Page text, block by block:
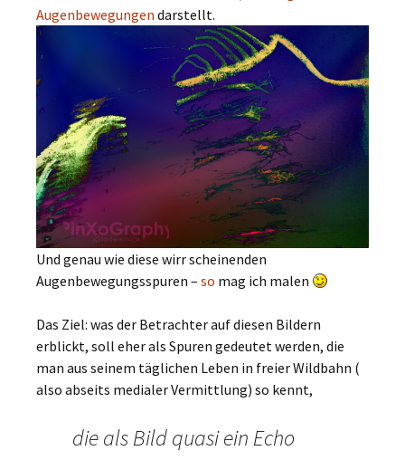
Augenbewegungen darstellt.
Und genau wie diese wirr scheinenden
Augenbewegungsspuren – so mag ich malen
Das Ziel: was der Betrachter auf diesen Bildern
erblickt, soll eher als Spuren gedeutet werden, die
man aus seinem täglichen Leben in freier Wildbahn (
also abseits medialer Vermittlung) so kennt,
die als Bild quasi ein Echo